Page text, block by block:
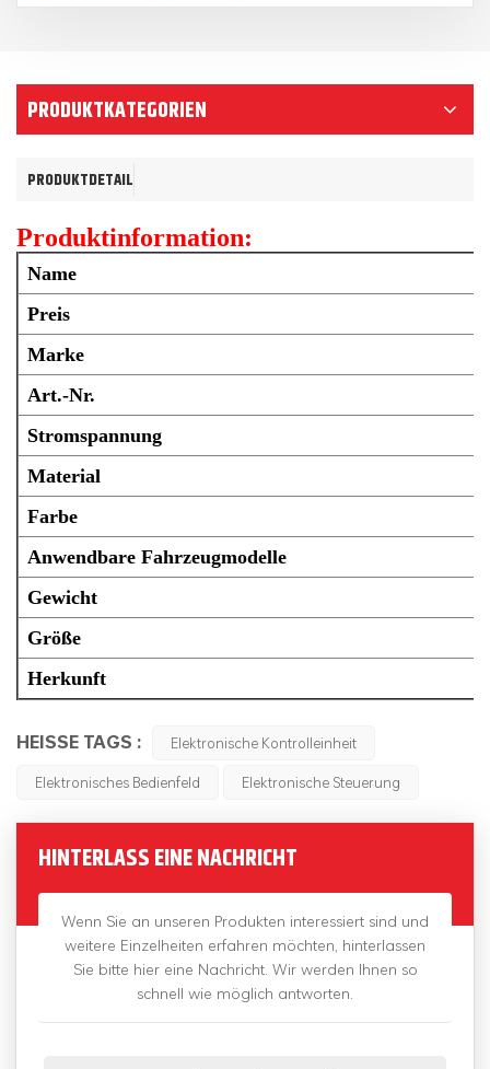
PRODUKTKATEGORIEN
PRODUKTDETAIL
Produktinformation:
Name
Preis
Marke
Art.-Nr.
Stromspannung
Material
Farbe
Anwendbare Fahrzeugmodelle
Gewicht
Größe
Herkunft
HEISSE TAGS :
Elektronische Kontrolleinheit
Elektronisches Bedienfeld
Elektronische Steuerung
HINTERLASS EINE NACHRICHT
Wenn Sie an unseren Produkten interessiert sind und
weitere Einzelheiten erfahren möchten, hinterlassen
Sie bitte hier eine Nachricht. Wir werden Ihnen so
schnell wie möglich antworten.